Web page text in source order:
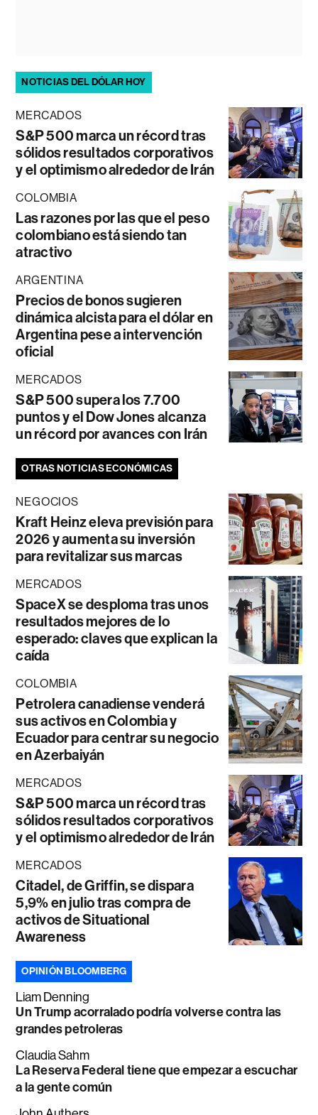
NOTICIAS DEL DÓLAR HOY
MERCADOS
S&P 500 marca un récord tras
sólidos resultados corporativos
y el optimismo alrededor de Irán
COLOMBIA
Las razones por las que el peso
colombiano está siendo tan
atractivo
ARGENTINA
Precios de bonos sugieren
dinámica alcista para el dólar en
Argentina pese a intervención
oficial
MERCADOS
S&P 500 supera los 7.700
puntos y el Dow Jones alcanza
un récord por avances con Irán
OTRAS NOTICIAS ECONÓMICAS
NEGOCIOS
Kraft Heinz eleva previsión para
2026 y aumenta su inversión
para revitalizar sus marcas
MERCADOS
SpaceX se desploma tras unos
resultados mejores de lo
esperado: claves que explican la
caída
COLOMBIA
Petrolera canadiense venderá
sus activos en Colombia y
Ecuador para centrar su negocio
en Azerbaiyán
MERCADOS
S&P 500 marca un récord tras
sólidos resultados corporativos
y el optimismo alrededor de Irán
MERCADOS
Citadel, de Griffin, se dispara
5,9% en julio tras compra de
activos de Situational
Awareness
OPINIÓN BLOOMBERG
Liam Denning
Un Trump acorralado podría volverse contra las
grandes petroleras
Claudia Sahm
La Reserva Federal tiene que empezar a escuchar
a la gente común